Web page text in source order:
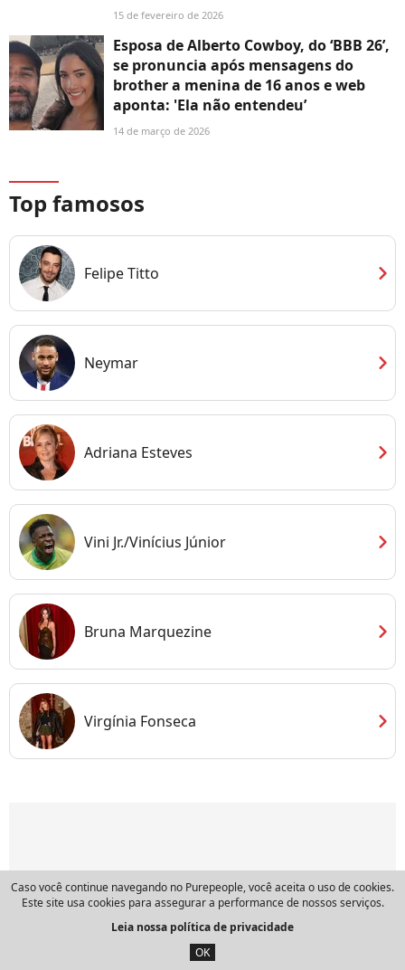
15 de fevereiro de 2026
Esposa de Alberto Cowboy, do ‘BBB 26’,
se pronuncia após mensagens do
brother a menina de 16 anos e web
aponta: 'Ela não entendeu’
14 de março de 2026
Top famosos
Felipe Titto chevron_right
Neymar chevron_right
Adriana Esteves chevron_right
Vini Jr./Vinícius Júnior chevron_right
Bruna Marquezine chevron_right
Virgínia Fonseca chevron_right
Caso você continue navegando no Purepeople, você aceita o uso de cookies.
Este site usa cookies para assegurar a performance de nossos serviços.
Leia nossa política de privacidade
OK